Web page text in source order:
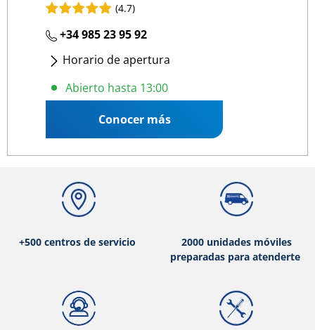
(4.7)
+34 985 23 95 92
Horario de apertura
Lunes- Viernes:09:00 13:00
Abierto hasta 13:00
Conocer más
+500 centros de servicio
2000 unidades móviles
preparadas para atenderte